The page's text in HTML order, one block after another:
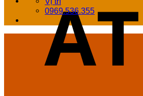
0969.536.355